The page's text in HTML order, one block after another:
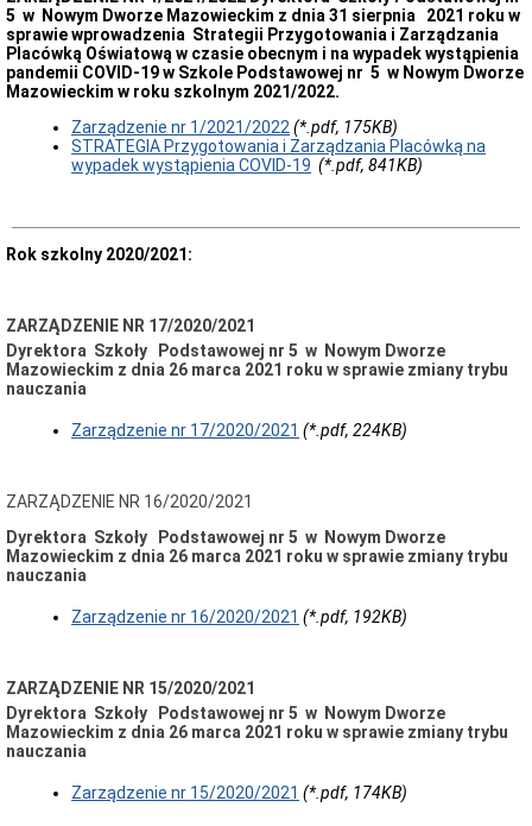
5 w Nowym Dworze Mazowieckim z dnia 31 sierpnia 2021 roku w
sprawie wprowadzenia Strategii Przygotowania i Zarządzania
Placówką Oświatową w czasie obecnym i na wypadek wystąpienia
pandemii COVID-19 w Szkole Podstawowej nr 5 w Nowym Dworze
Mazowieckim w roku szkolnym 2021/2022.
Zarządzenie nr 1/2021/2022 (*.pdf, 175KB)
STRATEGIA Przygotowania i Zarządzania Placówką na
wypadek wystąpienia COVID-19 (*.pdf, 841KB)
Rok szkolny 2020/2021:
ZARZĄDZENIE NR 17/2020/2021
Dyrektora Szkoły Podstawowej nr 5 w Nowym Dworze
Mazowieckim z dnia 26 marca 2021 roku w sprawie zmiany trybu
nauczania
Zarządzenie nr 17/2020/2021 (*.pdf, 224KB)
ZARZĄDZENIE NR 16/2020/2021
Dyrektora Szkoły Podstawowej nr 5 w Nowym Dworze
Mazowieckim z dnia 26 marca 2021 roku w sprawie zmiany trybu
nauczania
Zarządzenie nr 16/2020/2021 (*.pdf, 192KB)
ZARZĄDZENIE NR 15/2020/2021
Dyrektora Szkoły Podstawowej nr 5 w Nowym Dworze
Mazowieckim z dnia 26 marca 2021 roku w sprawie zmiany trybu
nauczania
Zarządzenie nr 15/2020/2021 (*.pdf, 174KB)